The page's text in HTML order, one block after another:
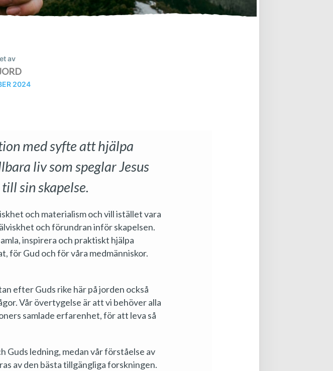
av
2024
med syfte att hjälpa
liv som speglar Jesus
sin skapelse.
och materialism och vill istället vara
och förundran inför skapelsen.
inspirera och praktiskt hjälpa
för Gud och för våra medmänniskor.
efter Guds rike här på jorden också
Vår övertygelse är att vi behöver alla
samlade erfarenhet, för att leva så
Guds ledning, medan vår förståelse av
av den bästa tillgängliga forskningen.